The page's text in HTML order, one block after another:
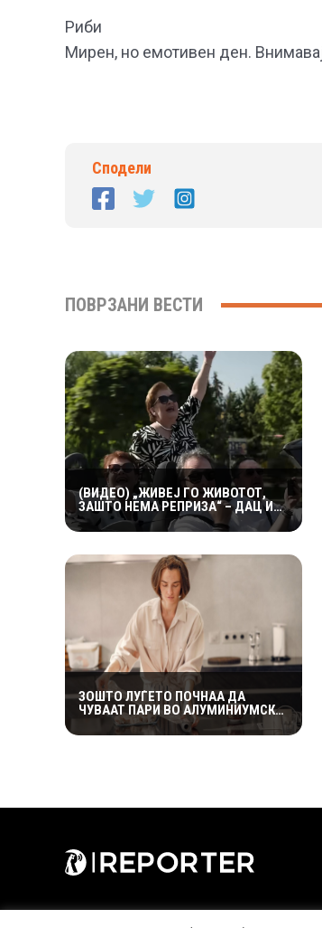
Риби
Мирен, но емотивен ден.
Сподели
ПОВРЗАНИ ВЕСТИ
(ВИДЕО) „ЖИВЕЈ ГО ЖИВОТОТ,
ЗАШТО НЕМА РЕПРИЗА“ – ДАЦ И
АЛЕКСАНДАР СО МАРИЈАНА И
РОСАНА ЈА ПРЕТСТАВИЈА
ЗОШТО ЛУЃЕТО ПОЧНАА ДА
ЧУВААТ ПАРИ ВО АЛУМИНИУМСКА
ФОЛИЈА? ЕКСПЕРТИТЕ
ОТКРИВААТ ДАЛИ ТРИКОТ